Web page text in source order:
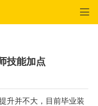
技能加点
并不大，目前毕业装